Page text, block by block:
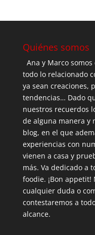
Quiénes somos
Ana y Marco somos
todo lo relacionado
ya sean creaciones,
tendencias… Dado
nuestros recuerdos
de alguna manera y
blog, en el que
experiencias con
vienen a casa y
más. Va dedicado a
foodie. ¡Bon
cualquier duda o
contestaremos a
alcance.